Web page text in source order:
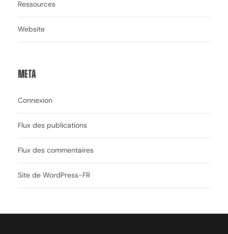
Ressources
Website
Meta
Connexion
Flux des publications
Flux des commentaires
Site de WordPress-FR